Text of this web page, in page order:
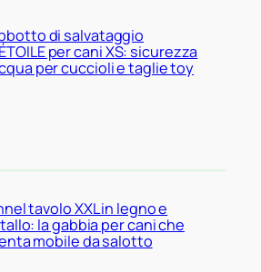
di salvataggio
per cani XS: sicurezza
per cuccioli e taglie toy
tavolo XXL in legno e
la gabbia per cani che
mobile da salotto